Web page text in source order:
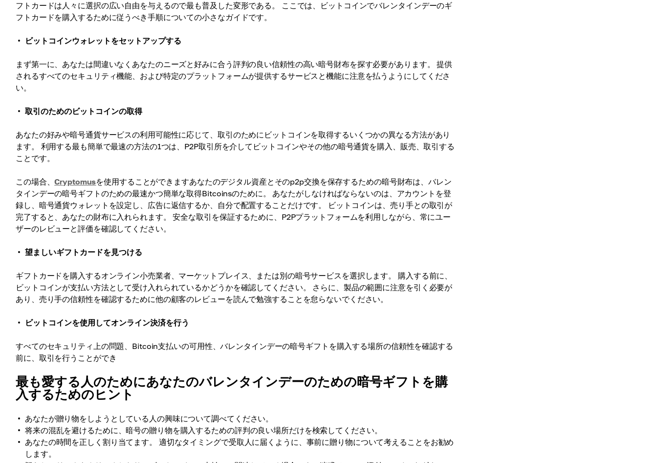
フトカードは人々に選択の広い自由を与えるので最も普及した変形である。 ここでは、ビットコインでバレンタインデーのギ
フトカードを購入するために従うべき手順についての小さなガイドです。
ビットコインウォレットをセットアップする
まず第一に、あなたは間違いなくあなたのニーズと好みに合う評判の良い信頼性の高い暗号財布を探す必要があります。 提供
されるすべてのセキュリティ機能、および特定のプラットフォームが提供するサービスと機能に注意を払うようにしてくださ
い。
取引のためのビットコインの取得
あなたの好みや暗号通貨サービスの利用可能性に応じて、取引のためにビットコインを取得するいくつかの異なる方法があり
ます。 利用する最も簡単で最速の方法の1つは、P2P取引所を介してビットコインやその他の暗号通貨を購入、販売、取引する
ことです。
この場合、Cryptomusを使用することができますあなたのデジタル資産とそのp2p交換を保存するための暗号財布は、バレン
タインデーの暗号ギフトのための最速かつ簡単な取得Bitcoinsのために。 あなたがしなければならないのは、アカウントを登
録し、暗号通貨ウォレットを設定し、広告に返信するか、自分で配置することだけです。 ビットコインは、売り手との取引が
完了すると、あなたの財布に入れられます。 安全な取引を保証するために、P2Pプラットフォームを利用しながら、常にユー
ザーのレビューと評価を確認してください。
望ましいギフトカードを見つける
ギフトカードを購入するオンライン小売業者、マーケットプレイス、または別の暗号サービスを選択します。 購入する前に、
ビットコインが支払い方法として受け入れられているかどうかを確認してください。 さらに、製品の範囲に注意を引く必要が
あり、売り手の信頼性を確認するために他の顧客のレビューを読んで勉強することを怠らないでください。
ビットコインを使用してオンライン決済を行う
すべてのセキュリティ上の問題、Bitcoin支払いの可用性、バレンタインデーの暗号ギフトを購入する場所の信頼性を確認する
前に、取引を行うことができ
最も愛する人のためにあなたのバレンタインデーのための暗号ギフトを購
入するためのヒント
あなたが贈り物をしようとしている人の興味について調べてください。
将来の混乱を避けるために、暗号の贈り物を購入するための評判の良い場所だけを検索してください。
あなたの時間を正しく割り当てます。 適切なタイミングで受取人に届くように、事前に贈り物について考えることをお勧め
します。